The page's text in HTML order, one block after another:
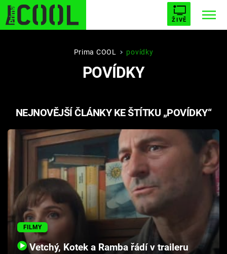
ŽIVĚ
STARHOUSE BUFFY, PŘEMOŽITELKA UPÍRŮ
PLNEJ KOTEL AVENGERS 5
Témata
Seriály
Hry
Cool Esport
Prima COOL povídky
POVÍDKY
NEJNOVĚJŠÍ ČLÁNKY KE ŠTÍTKU „POVÍDKY“
FILMY
Vetchý, Kotek a Ramba řádí v traileru